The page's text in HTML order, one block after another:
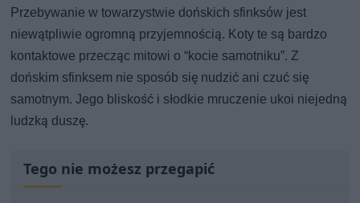
Przebywanie w towarzystwie dońskich sfinksów jest
niewątpliwie ogromną przyjemnością. Koty te są bardzo
kontaktowe przecząc mitowi o “kocie samotniku”. Z
dońskim sfinksem nie sposób się nudzić ani czuć się
samotnym. Jego bliskość i słodkie mruczenie ukoi niejedną
ludzką duszę.
Tego nie możesz przegapić